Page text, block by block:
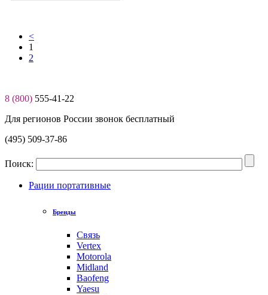
<
1
2
8 (800) 555-41-22
Для регионов России звонок бесплатный
(495) 509-37-86
Поиск:
Рации портативные
Бренды
Связь
Vertex
Motorola
Midland
Baofeng
Yaesu